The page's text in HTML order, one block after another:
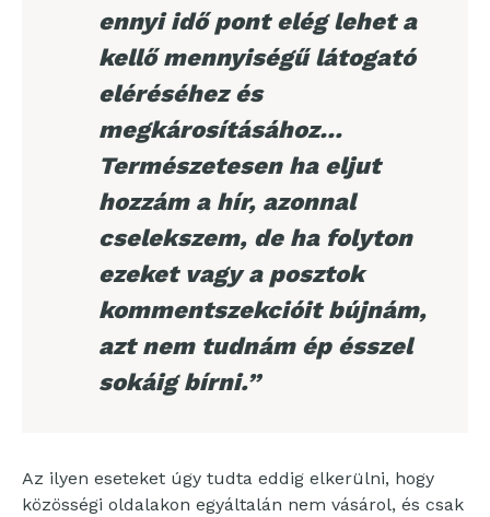
ennyi idő pont elég lehet a
kellő mennyiségű látogató
eléréséhez és
megkárosításához…
Természetesen ha eljut
hozzám a hír, azonnal
cselekszem, de ha folyton
ezeket vagy a posztok
kommentszekcióit bújnám,
azt nem tudnám ép ésszel
sokáig bírni.”
Az ilyen eseteket úgy tudta eddig elkerülni, hogy
közösségi oldalakon egyáltalán nem vásárol, és csak